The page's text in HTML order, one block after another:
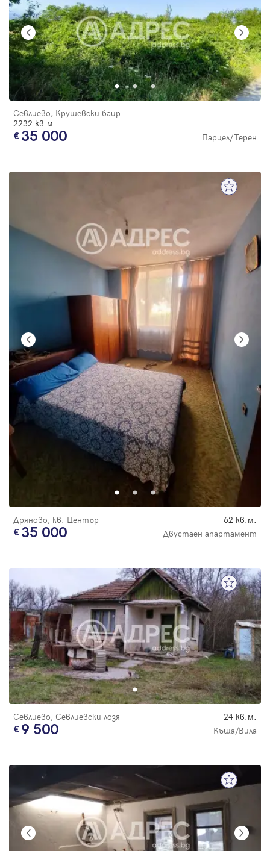
Севлиево, Крушевски баир
2232 кв.м.
35 000 Парцел/Терен
Дряново, кв. Център 62 кв.м.
35 000 Двустаен апартамент
Севлиево, Севлиевски лозя 24 кв.м.
9 500 Къща/Вила